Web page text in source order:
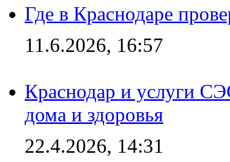
Где в Краснодаре
11.6.2026, 16:57
Краснодар и услуги
дома и здоровья
22.4.2026, 14:31